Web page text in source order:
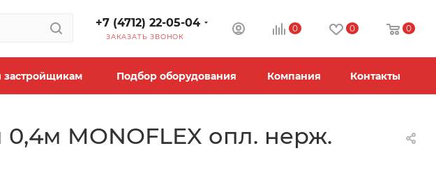
+7 (4712) 22-05-04
ЗАКАЗАТЬ ЗВОНОК
0 0 0
Подбор оборудования Компания Контакты
MONOFLEX опл. нерж.